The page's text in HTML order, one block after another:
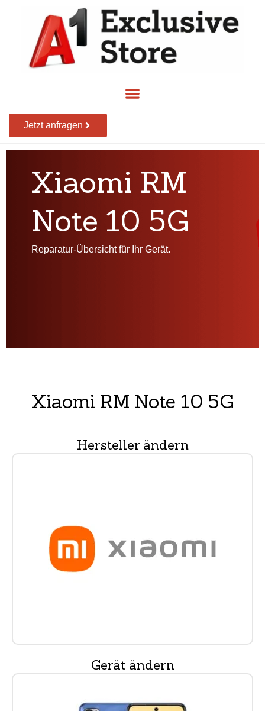
Jetzt anfragen
Xiaomi RM
Note 10 5G
Reparatur-Übersicht für Ihr Gerät.
Xiaomi RM Note 10 5G
Hersteller ändern
Gerät ändern